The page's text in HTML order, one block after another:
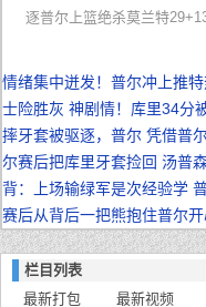
逐普尔上篮绝杀莫兰特
情绪集中迸发！普尔冲上推
士险胜灰 神剧情！库里34分
摔牙套被驱逐，普尔 凭借普
尔赛后把库里牙套捡回 汤普
背：上场输绿军是次经验学
赛后从背后一把熊抱住普尔
栏目列表
最新打包
最新视频